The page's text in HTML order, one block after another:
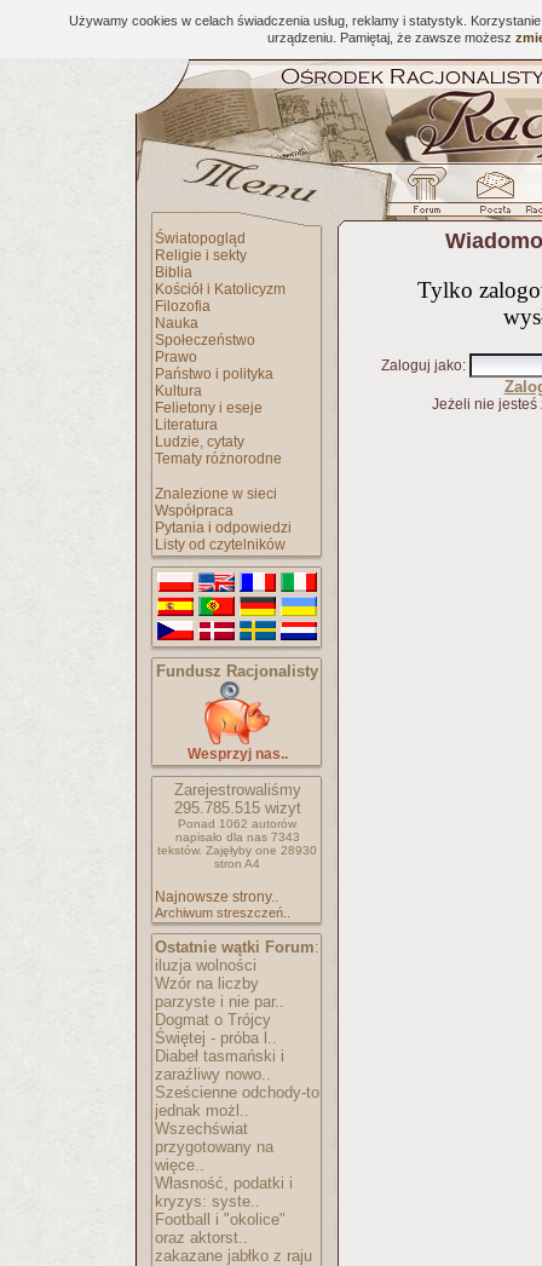
Używamy cookies w celach świadczenia usług, reklamy i statystyk.
urządzeniu. Pamiętaj, że zawsze możesz
Światopogląd
Religie i sekty
Biblia
Kościół i Katolicyzm
Filozofia
Nauka
Społeczeństwo
Prawo
Państwo i polityka
Kultura
Felietony i eseje
Literatura
Ludzie, cytaty
Tematy różnorodne
Znalezione w sieci
Współpraca
Pytania i odpowiedzi
Listy od czytelników
Fundusz Racjonalisty
Wesprzyj nas..
Zarejestrowaliśmy
295.785.515wizyt
Ponad 1062 autorów
napisało dla nas 7343
tekstów. Zajęłyby one 28930
stron A4
Najnowsze strony..
Archiwum streszczeń..
Ostatnie wątki Forum:
iluzja wolności
Wzór na liczby
parzyste i nie par..
Dogmat o Trójcy
Świętej - próba l..
Diabeł tasmański i
zaraźliwy nowo..
Sześcienne odchody-to
jednak możl..
Wszechświat
przygotowany na
więce..
Własność, podatki i
kryzys: syste..
Football i "okolice"
oraz aktorst..
zakazane jabłko z raju
Tylko
Zaloguj jako:
Jeżeli nie